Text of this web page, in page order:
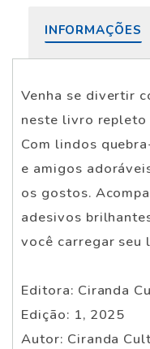
INFORMAÇÕES
Venha se divertir
neste livro repleto
Com lindos
e amigos
os gostos.
adesivos
você carregar seu
Editora: Ciranda
Edição: 1, 2025
Autor: Ciranda